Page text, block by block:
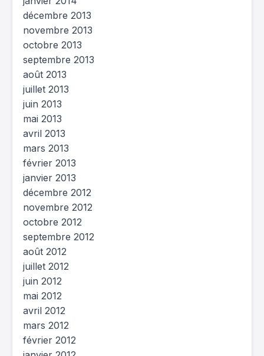
décembre 2013
novembre 2013
octobre 2013
septembre 2013
août 2013
juillet 2013
juin 2013
mai 2013
avril 2013
mars 2013
février 2013
janvier 2013
décembre 2012
novembre 2012
octobre 2012
septembre 2012
août 2012
juillet 2012
juin 2012
mai 2012
avril 2012
mars 2012
février 2012